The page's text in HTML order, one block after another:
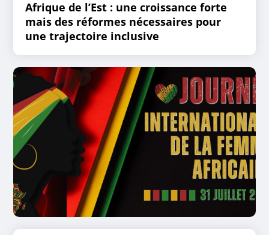
Afrique de l’Est : une croissance forte
mais des réformes nécessaires pour
une trajectoire inclusive